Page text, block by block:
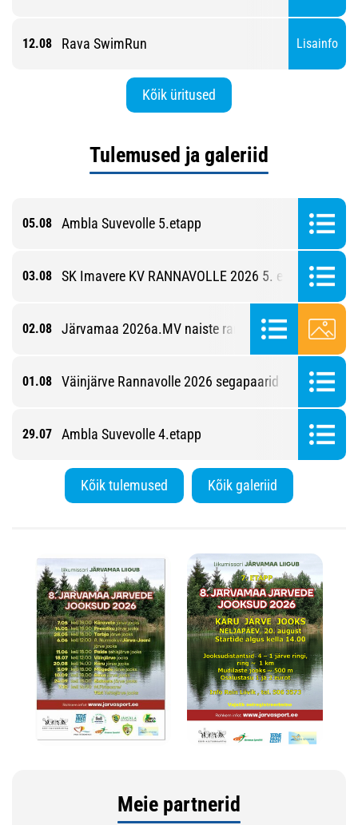
12.08 Rava SwimRun Lisainfo
Kõik üritused
Tulemused ja galeriid
05.08 Ambla Suvevolle 5.etapp
03.08 SK Imavere KV RANNAVOLLE 2026 5. etapp
02.08 Järvamaa 2026a.MV naiste rannavolles
01.08 Väinjärve Rannavolle 2026 segapaarid 4. etapp
29.07 Ambla Suvevolle 4.etapp
Kõik tulemused Kõik galeriid
Meie partnerid